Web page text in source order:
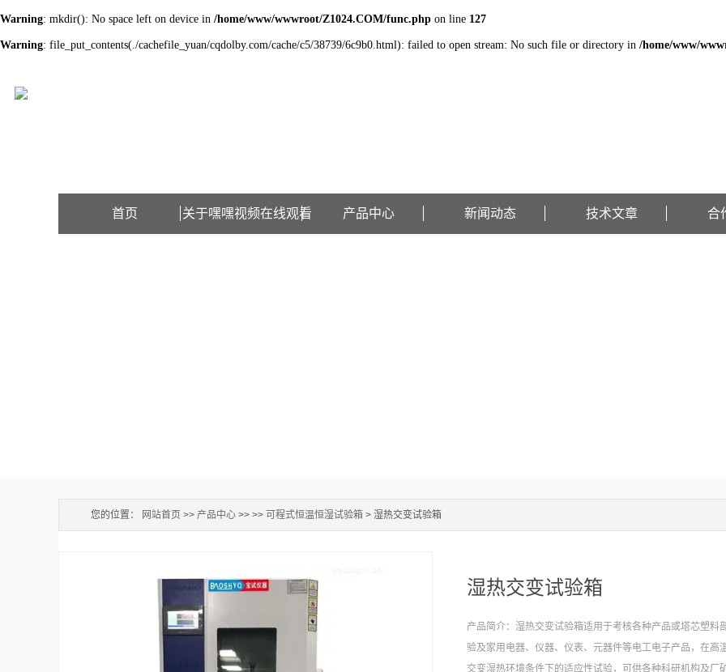
Warning: mkdir(): No space left on device in /home/www/wwwroot/Z1024.COM/func.php on line 127
Warning: file_put_contents(./cachefile_yuan/cqdolby.com/cache/c5/38739/6c9b0.html): failed to open stream: No such file or directory in /home/www/
首页 关于嘿嘿视频在线观看 产品中心 新闻动态 技术文章 合
您的位置： 网站首页 >> 产品中心 >> >> 可程式恒温恒湿试验箱 > 湿热交变试验箱
湿热交变试验箱
产品简介：湿热交变试验箱适用于考核各种产品或塔芯塑料
验及家用电器、仪器、仪表、元器件等电工电子产品，在高
交变湿热环境条件下的适应性试验，可供各种科研机构及厂